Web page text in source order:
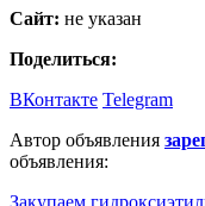
Сайт: не указан
Поделиться:
ВКонтакте Telegram
Автор объявления
объявления:
Закупаем